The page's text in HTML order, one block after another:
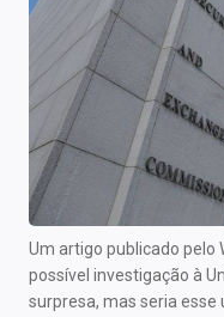
Comprar ou vender?
Carteiras Recomendadas
Central de Dividendos
Central de Fundos
Central dos IPOs
Renda Fixa
Um artigo publicado pelo
possível investigação à
surpresa, mas seria